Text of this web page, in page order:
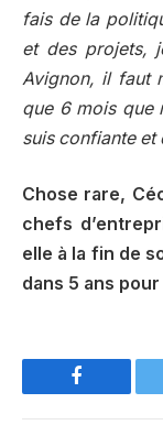
fais de la
et des projets,
Avignon, il faut
que 6 mois que
suis confiante et
Chose rare,
chefs
elle à la fin de
dans 5 ans
Facebook